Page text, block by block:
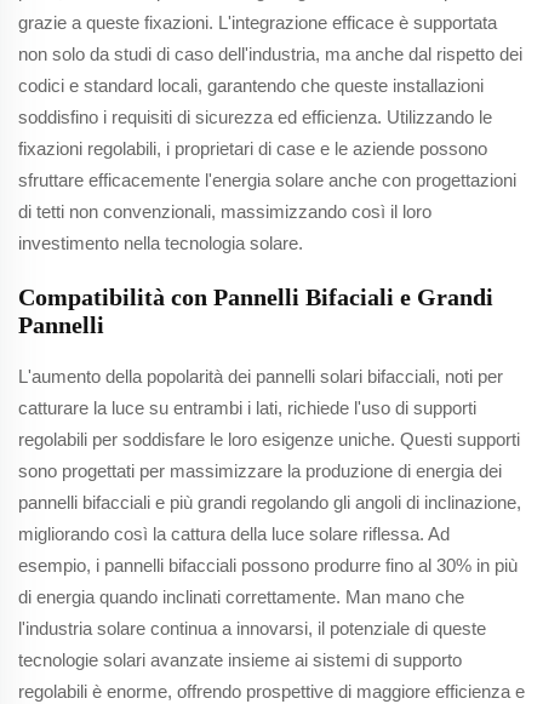
grazie a queste fixazioni. L'integrazione efficace è supportata
non solo da studi di caso dell'industria, ma anche dal rispetto dei
codici e standard locali, garantendo che queste installazioni
soddisfino i requisiti di sicurezza ed efficienza. Utilizzando le
fixazioni regolabili, i proprietari di case e le aziende possono
sfruttare efficacemente l'energia solare anche con progettazioni
di tetti non convenzionali, massimizzando così il loro
investimento nella tecnologia solare.
Compatibilità con Pannelli Bifaciali e Grandi
Pannelli
L'aumento della popolarità dei pannelli solari bifacciali, noti per
catturare la luce su entrambi i lati, richiede l'uso di supporti
regolabili per soddisfare le loro esigenze uniche. Questi supporti
sono progettati per massimizzare la produzione di energia dei
pannelli bifacciali e più grandi regolando gli angoli di inclinazione,
migliorando così la cattura della luce solare riflessa. Ad
esempio, i pannelli bifacciali possono produrre fino al 30% in più
di energia quando inclinati correttamente. Man mano che
l'industria solare continua a innovarsi, il potenziale di queste
tecnologie solari avanzate insieme ai sistemi di supporto
regolabili è enorme, offrendo prospettive di maggiore efficienza e